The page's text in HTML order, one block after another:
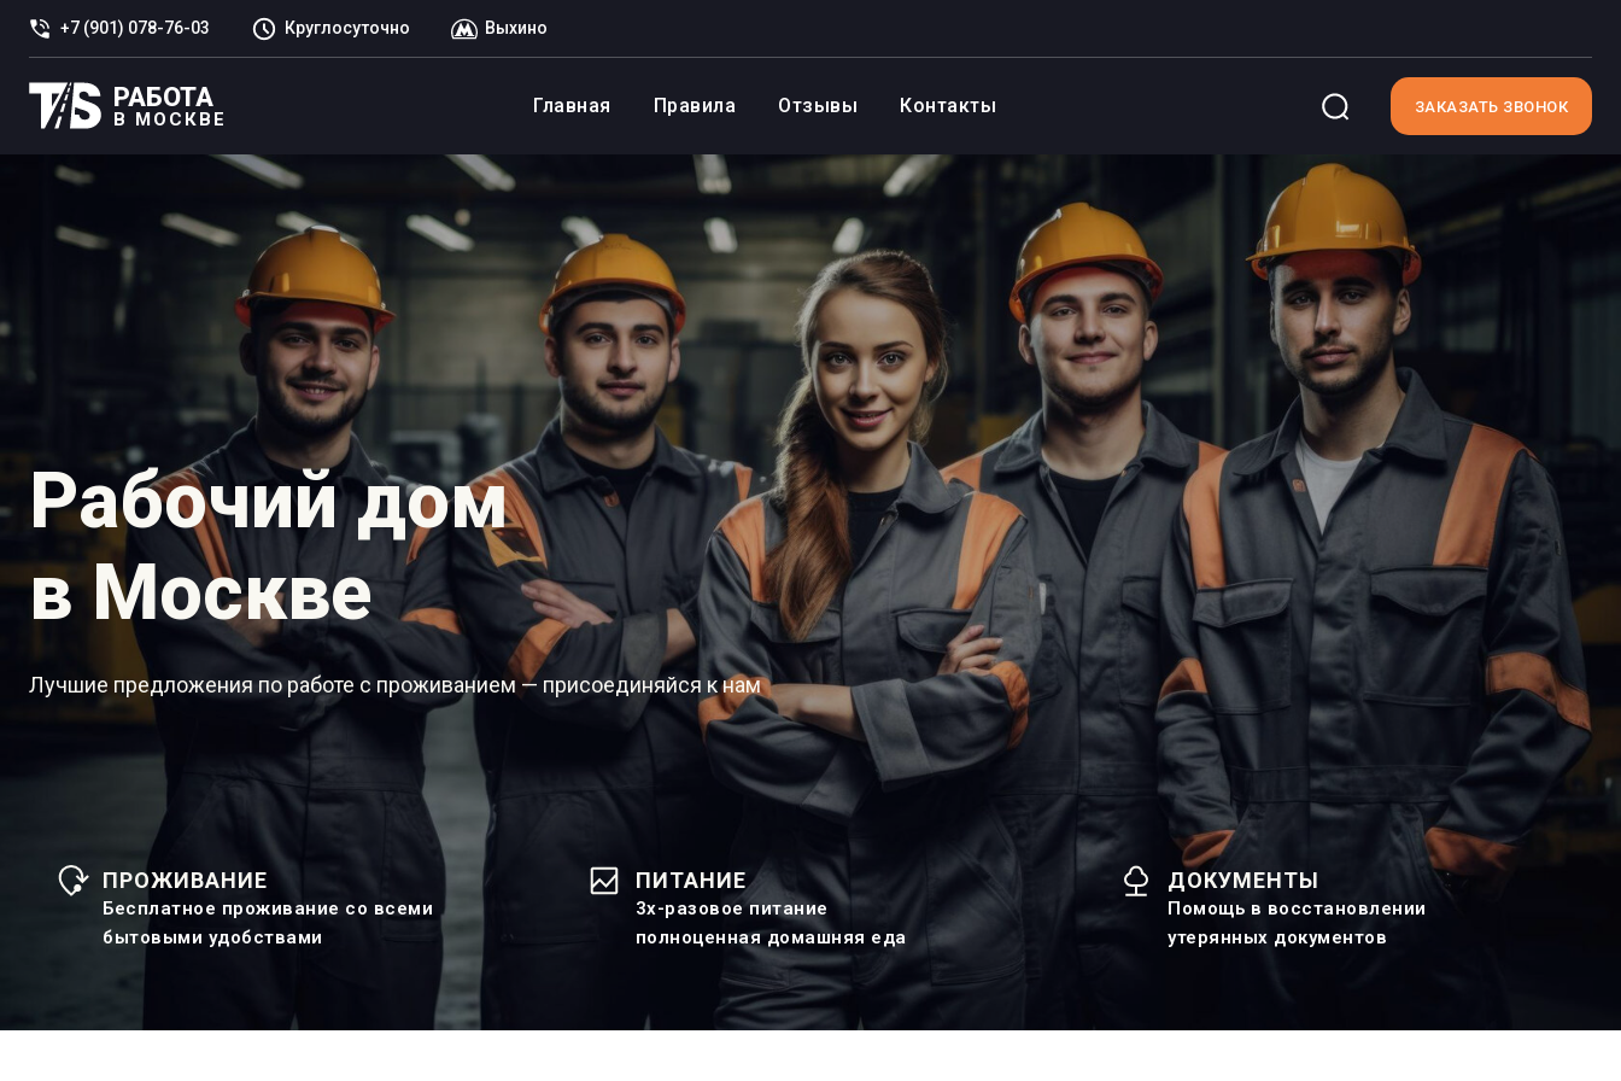
+7 (901) 078-76-03 Круглосуточно Выхино
РАБОТА
В МОСКВЕ
Главная Правила Отзывы Контакты ЗАКАЗАТЬ ЗВОНОК
Рабочий дом
в Москве
Лучшие предложения по работе с проживанием — присоединяйся к нам
ПРОЖИВАНИЕ
Бесплатное проживание со всеми
бытовыми удобствами
ПИТАНИЕ
3х-разовое питание
полноценная домашняя еда
ДОКУМЕНТЫ
Помощь в восстановлении
утерянных документов